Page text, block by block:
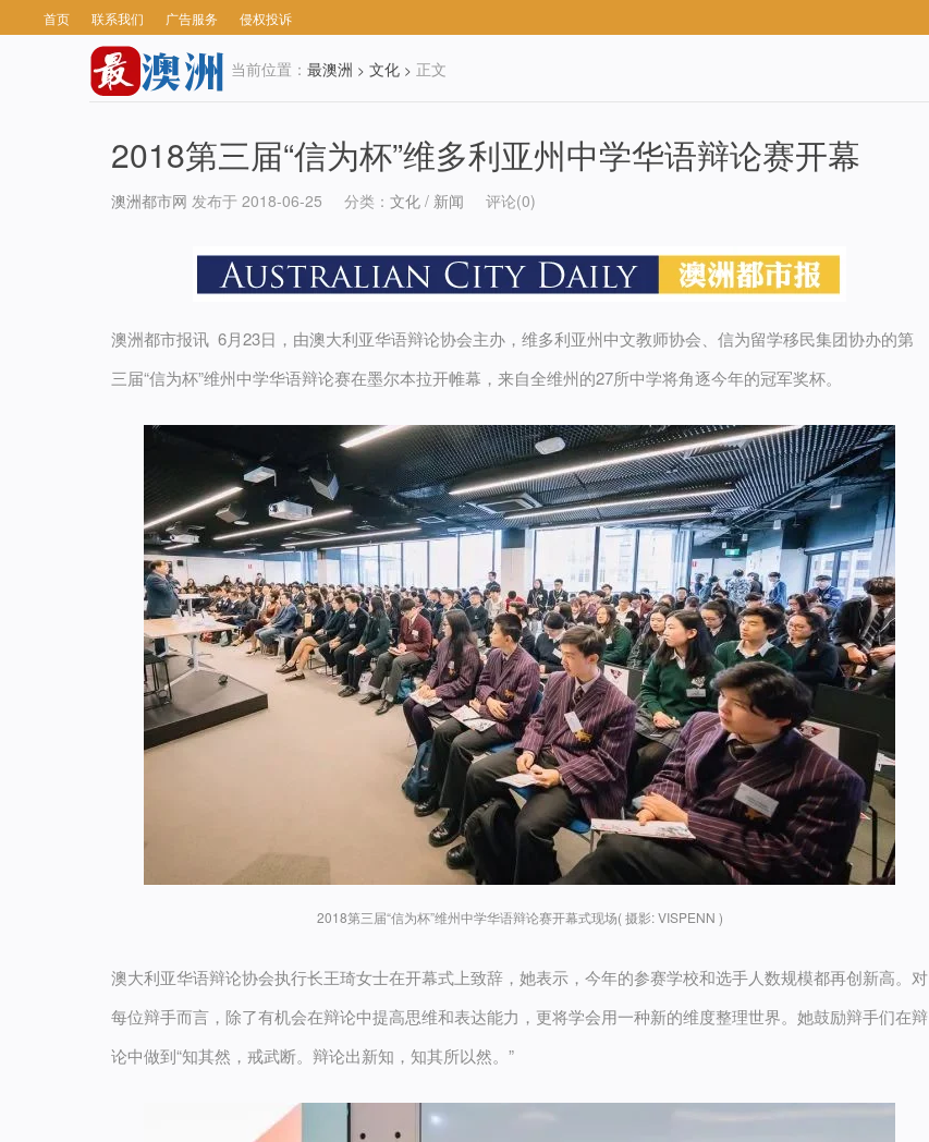
首页 联系我们 广告服务 侵权投诉
当前位置： 最澳洲 > 文化 > 正文
2018第三届“信为杯”维多利亚州中学华语辩论赛开幕
澳洲都市网 发布于 2018-06-25 分类： 文化 / 新闻 评论(0)
澳洲都市报讯 6月23日，由澳大利亚华语辩论协会主办，维多利亚州中文教师协会、信为留学移民集团协办的第
三届“信为杯”维州中学华语辩论赛在墨尔本拉开帷幕，来自全维州的27所中学将角逐今年的冠军奖杯。
2018第三届“信为杯”维州中学华语辩论赛开幕式现场( 摄影: VISPENN )
澳大利亚华语辩论协会执行长王琦女士在开幕式上致辞，她表示，今年的参赛学校和选手人数规模都再创新高。对
每位辩手而言，除了有机会在辩论中提高思维和表达能力，更将学会用一种新的维度整理世界。她鼓励辩手们在辩
论中做到“知其然，戒武断。辩论出新知，知其所以然。”